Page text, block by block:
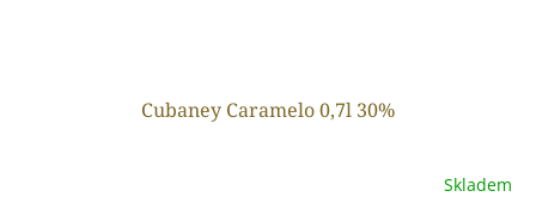
Cubaney Caramelo 0,7l 30%
Skladem